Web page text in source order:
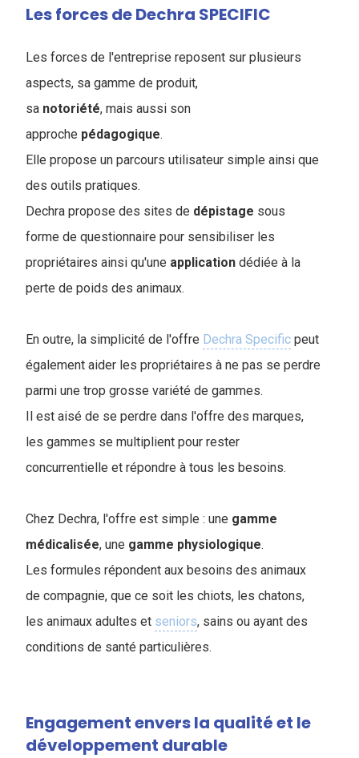
Les forces de Dechra SPECIFIC
Les forces de l'entreprise reposent sur plusieurs
aspects, sa gamme de produit,
sa notoriété, mais aussi son
approche pédagogique.
Elle propose un parcours utilisateur simple ainsi que
des outils pratiques.
Dechra propose des sites de dépistage sous
forme de questionnaire pour sensibiliser les
propriétaires ainsi qu'une application dédiée à la
perte de poids des animaux.
En outre, la simplicité de l'offre Dechra Specific peut
également aider les propriétaires à ne pas se perdre
parmi une trop grosse variété de gammes.
Il est aisé de se perdre dans l'offre des marques,
les gammes se multiplient pour rester
concurrentielle et répondre à tous les besoins.
Chez Dechra, l'offre est simple : une gamme
médicalisée, une gamme physiologique.
Les formules répondent aux besoins des animaux
de compagnie, que ce soit les chiots, les chatons,
les animaux adultes et seniors, sains ou ayant des
conditions de santé particulières.
Engagement envers la qualité et le
développement durable